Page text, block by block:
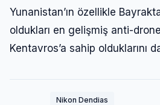
Yunanistan’ın özellikle
oldukları en gelişmiş anti-
Kentavros’a sahip olduklarını
Nikon Dendias